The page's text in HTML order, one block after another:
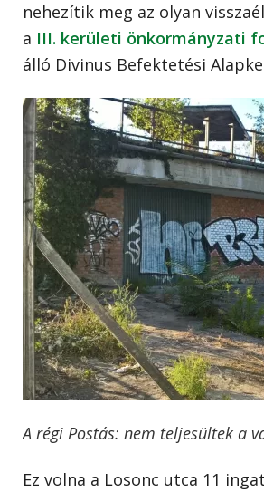
nehezítik meg az olyan
a III. kerületi önkormányzati
álló Divinus Befektetési
A régi Postás: nem teljesültek a
Ez volna a Losonc utca 11